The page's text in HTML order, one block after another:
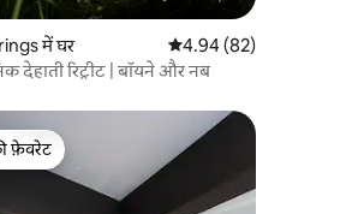
में घर औसत रेटिंग 5 में से 4.94,
4.94 (82)
देहाती रिट्रीट | बॉयने और नब
फ़ेवरेट
फ़ेवरेट